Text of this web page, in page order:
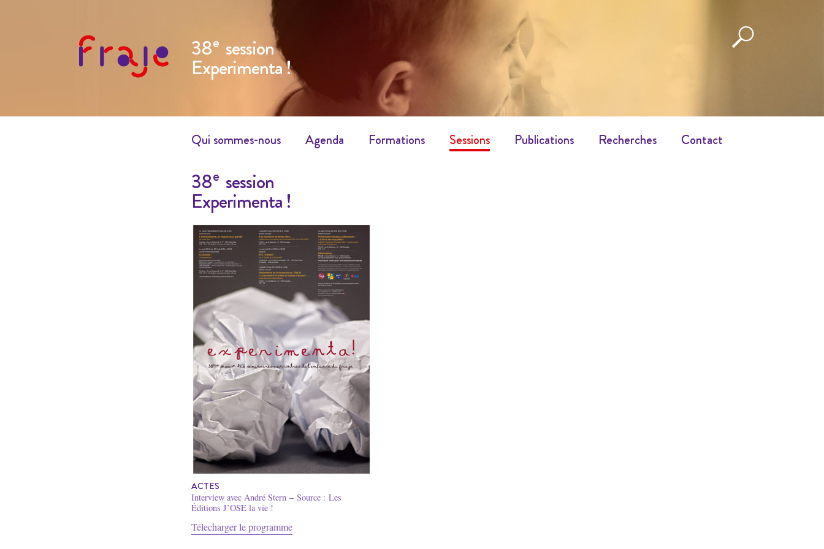
38e session
Experimenta !
Qui sommes-nous Agenda Formations Sessions Publications Recherches Contact
38e session
Experimenta !
ACTES
Interview avec André Stern – Source : Les
Éditions J’OSE la vie !
Télecharger le programme